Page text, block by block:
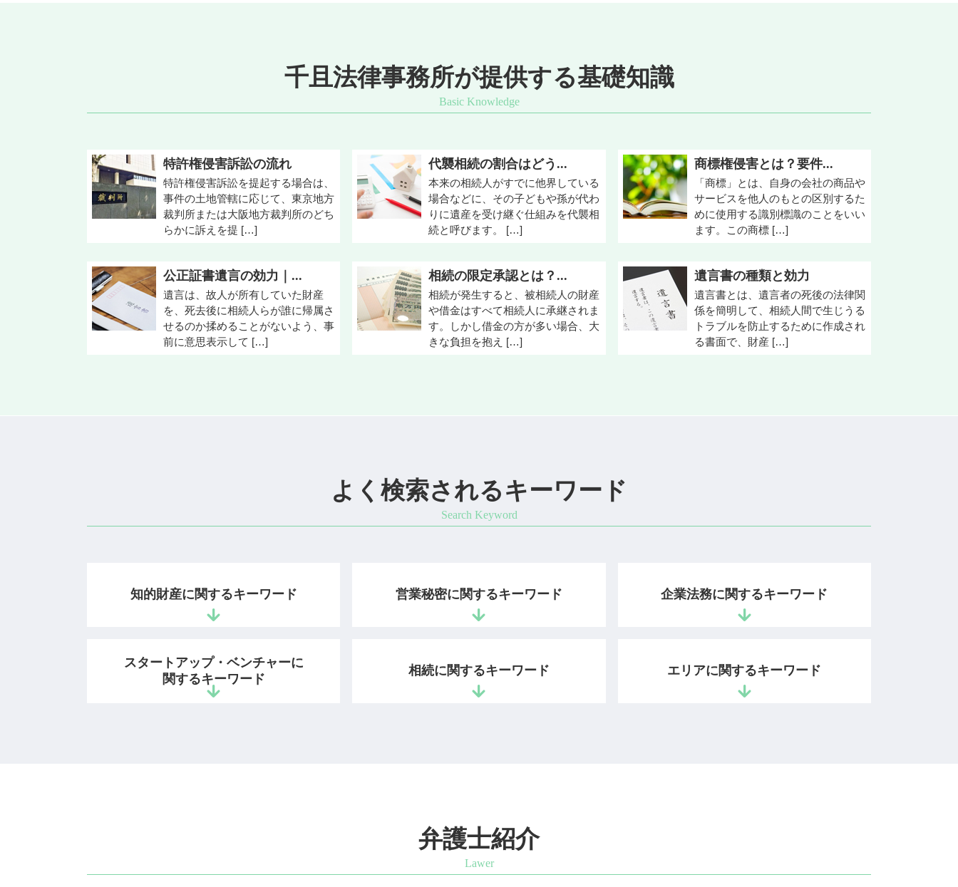
千且法律事務所が提供する基礎知識
特許権侵害訴訟の流れ
特許権侵害訴訟を提起する場合は、
事件の土地管轄に応じて、東京地方
裁判所または大阪地方裁判所のどち
らかに訴えを提 […]
代襲相続の割合はどう...
本来の相続人がすでに他界している
場合などに、その子どもや孫が代わ
りに遺産を受け継ぐ仕組みを代襲相
続と呼びます。 […]
商標権侵害とは？要件...
「商標」とは、自身の会社の商品や
サービスを他人のもとの区別するた
めに使用する識別標識のことをいい
ます。この商標 […]
公正証書遺言の効力｜...
遺言は、故人が所有していた財産
を、死去後に相続人らが誰に帰属さ
せるのか揉めることがないよう、事
前に意思表示して […]
相続の限定承認とは？...
相続が発生すると、被相続人の財産
や借金はすべて相続人に承継されま
す。しかし借金の方が多い場合、大
きな負担を抱え […]
遺言書の種類と効力
遺言書とは、遺言者の死後の法律関
係を簡明して、相続人間で生じうる
トラブルを防止するために作成され
る書面で、財産 […]
よく検索されるキーワード
知的財産に関するキーワード
特許 審査請求 費用
商標出願 登録
特許庁 商標登録
営業秘密に関するキーワード
営業秘密とは
情報漏洩 損害賠償
営業秘密 保護
営業秘密 侵害罪
営業秘密 有用性
不正競争防止法
企業法務に関するキーワード
回収できない 売掛金
法令遵守 違反
スタートアップ・ベンチャーに
関するキーワード
相続に関するキーワード
財産 相続 順位
相続財産調査 自分で
公正証書遺言 遺留分
エリアに関するキーワード
弁護士紹介